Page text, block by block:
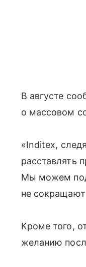
В августе
о массовом
«Inditex,
расставлять
Мы можем
не
Кроме того,
желанию